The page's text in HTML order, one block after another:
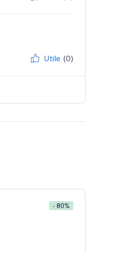
Utile (0)
- 80%